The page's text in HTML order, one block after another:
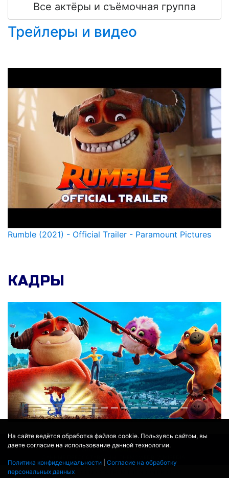
На сайте ведётся обработка файлов cookie. Пользуясь сайтом, вы
даете согласие на использование данной технологии.
Политика конфиденциальности
Согласие на обработку
персональных данных
Все актёры и съёмочная группа
Трейлеры и видео
Rumble (2021) - Official Trailer - Paramount Pictures
КАДРЫ
© 2017 - 2026 MOVIE
ДАННЫЕ ПРЕДОСТАВЛЕНЫ:
ПЕРЕВЕДЕНО СЕРВИСОМЯНДЕКС.ПЕРЕВОД
THEATER BY ICONDOTS FROM THE NOUN PROJECT